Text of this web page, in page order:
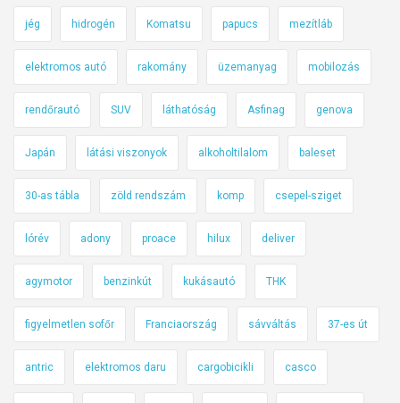
jég hidrogén Komatsu papucs mezítláb
elektromos autó rakomány üzemanyag mobilozás
rendőrautó SUV láthatóság Asfinag genova
Japán látási viszonyok alkoholtilalom baleset
30-as tábla zöld rendszám komp csepel-sziget
lórév adony proace hilux deliver
agymotor benzinkút kukásautó THK
figyelmetlen sofőr Franciaország sávváltás 37-es út
antric elektromos daru cargobicikli casco